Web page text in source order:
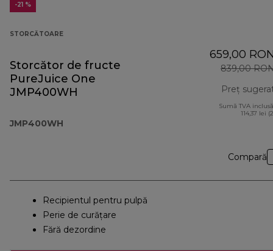
-21 %
STORCĂTOARE
Storcător de fructe
PureJuice One
JMP400WH
JMP400WH
659,00
839,00
Preț
Sumă TVA
114,37 lei
Compară
Recipientul pentru pulpă
Perie de curăţare
Fără dezordine